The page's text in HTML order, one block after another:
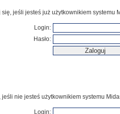
się, jeśli jesteś już użytkownikiem systemu
Login:
Hasło:
jeśli nie jesteś użytkownikiem systemu
Login: